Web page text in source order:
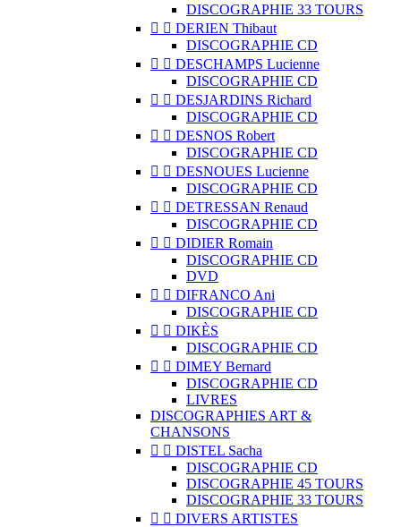
DISCOGRAPHIE 33 TOURS
  DERIEN Thibaut
DISCOGRAPHIE CD
  DESCHAMPS Lucienne
DISCOGRAPHIE CD
  DESJARDINS Richard
DISCOGRAPHIE CD
  DESNOS Robert
DISCOGRAPHIE CD
  DESNOUES Lucienne
DISCOGRAPHIE CD
  DETRESSAN Renaud
DISCOGRAPHIE CD
  DIDIER Romain
DISCOGRAPHIE CD
DVD
  DIFRANCO Ani
DISCOGRAPHIE CD
  DIKÈS
DISCOGRAPHIE CD
  DIMEY Bernard
DISCOGRAPHIE CD
LIVRES
DISCOGRAPHIES ART &
CHANSONS
  DISTEL Sacha
DISCOGRAPHIE CD
DISCOGRAPHIE 45 TOURS
DISCOGRAPHIE 33 TOURS
  DIVERS ARTISTES